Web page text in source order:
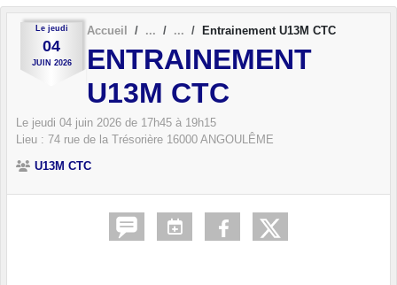
Le jeudi
04
JUIN 2026
Accueil Entrainement U13M CTC
ENTRAINEMENT
U13M CTC
Le jeudi 04 juin 2026 de 17h45 à 19h15
Lieu : 74 rue de la Trésorière 16000 ANGOULÊME
U13M CTC